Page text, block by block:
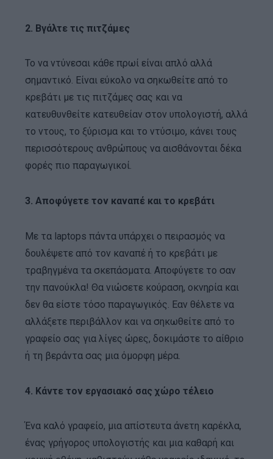
2. Βγάλτε τις πιτζάμες
Το να ντύνεσαι κάθε πρωί είναι απλό αλλά
σημαντικό. Είναι εύκολο να σηκωθείτε από το
κρεβάτι με τις πιτζάμες σας και να
κατευθυνθείτε κατευθείαν στον υπολογιστή, αλλά
το ντους, το ξύρισμα και το ντύσιμο, κάνει τους
περισσότερους ανθρώπους να αισθάνονται δέκα
φορές πιο παραγωγικοί.
3. Αποφύγετε τον καναπέ και το κρεβάτι
Με τα laptops πάντα υπάρχει ο πειρασμός να
δουλέψετε από τον καναπέ ή το κρεβάτι με
τραβηγμένα τα σκεπάσματα. Αποφύγετε το σαν
την πανούκλα! Θα νιώσετε κούραση, οκνηρία και
δεν θα είστε τόσο παραγωγικός. Εαν θέλετε να
αλλάξετε περιβάλλον και να σηκωθείτε από το
γραφείο σας για λίγες ώρες, δοκιμάστε το αίθριο
ή τη βεράντα σας μια όμορφη μέρα.
4. Κάντε τον εργασιακό σας χώρο τέλειο
Ένα καλό γραφείο, μια απίστευτα άνετη καρέκλα,
ένας γρήγορος υπολογιστής και μια καθαρή και